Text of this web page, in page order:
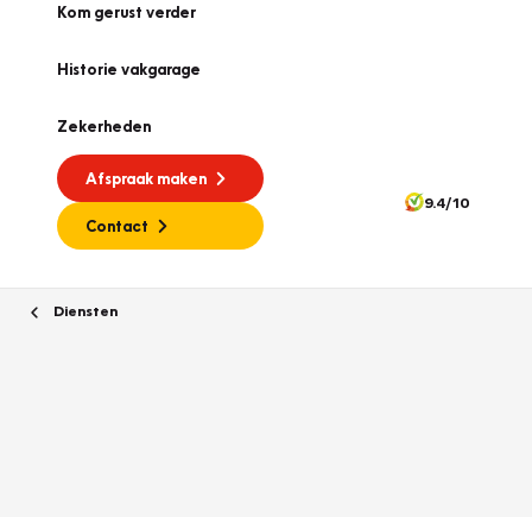
Kom gerust verder
Historie vakgarage
Zekerheden
Afspraak maken
Contact
9.4/10
Diensten